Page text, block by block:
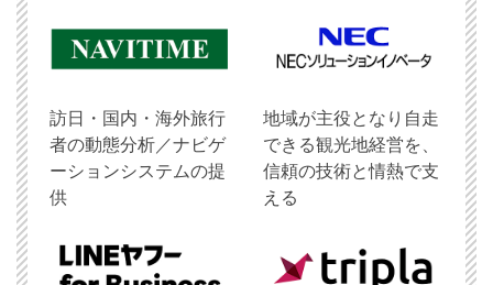
訪日・国内・海外旅行
者の動態分析／ナビゲ
ーションシステムの提
供
地域が主役となり自走
できる観光地経営を、
信頼の技術と情熱で支
える